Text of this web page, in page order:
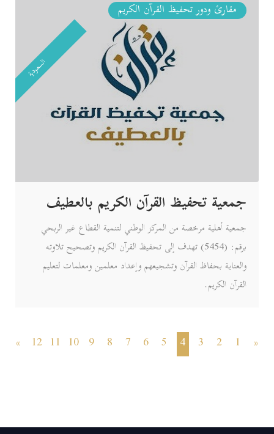
مقارئ ودور تحفيظ القرآن الكريم
السعودية
جمعية تحفيظ القرآن الكريم بالعطيف
جمعية أهلية مرخصة من المركز الوطني لتنمية القطاع غير الربحي
برقم: (5454) تهدف إلى تحفيظ القرآن الكريم وتصحيح تلاوته
والعناية بحفاظ القرآن وتشجيعهم وإعداد معلمين ومعلمات لتعليم
القرآن الكريم.
«
1
2
3
4
5
6
7
8
9
10
11
12
»